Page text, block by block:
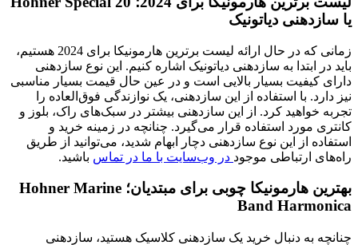
یا سازدهنی دیاتونیک
زمانی که در حال ارائه لیست برترین هارمونیکا برای 2024 هستیم،
باید در ابتدا به سازدهنی دیاتونیک اشاره کنیم. این نوع سازدهنی
دارای کیفیت بسیار بالایی است و در عین حال قیمت بسیار مناسبی
نیز دارد. با استفاده از این سازدهنی، یک نوازندگی فوق‌العاده را
تجربه خواهید کرد. از این ساز‌دهنی بیشتر در سبک‌های راک، بلوز و
کانتری مورد استفاده قرار می‌گیرد. چنانچه در زمینه خرید و
استفاده از این نوع سازدهنی دچار ابهام شدید، می‌توانید از طریق
راه‌های ارتباطی موجود در وب‌سایت با ما در تماس باشید.
بهترین هارمونیکا چوبی برای مبتدیان؛ Hohner Marine
Band Harmonica
چنانچه به دنبال خرید یک سازدهنی کلاسیک هستید، سازدهنی